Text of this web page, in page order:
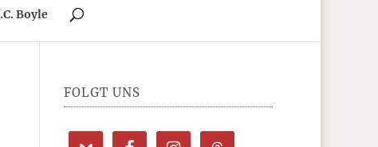
Boyle
FOLGT UNS